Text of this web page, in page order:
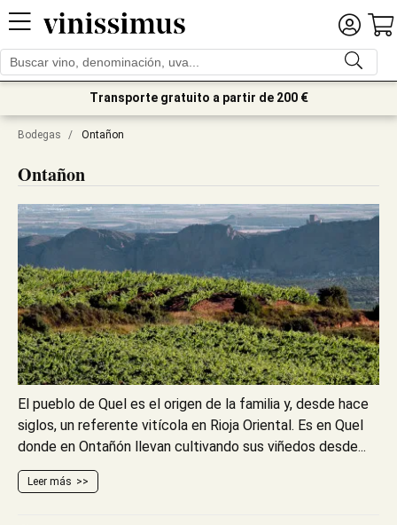
Transporte gratuito a partir de 200 €
Bodegas / Ontañon
Ontañon
El pueblo de Quel es el origen de la familia y, desde hace
siglos, un referente vitícola en Rioja Oriental. Es en Quel
donde en Ontañón llevan cultivando sus viñedos desde...
Leer más